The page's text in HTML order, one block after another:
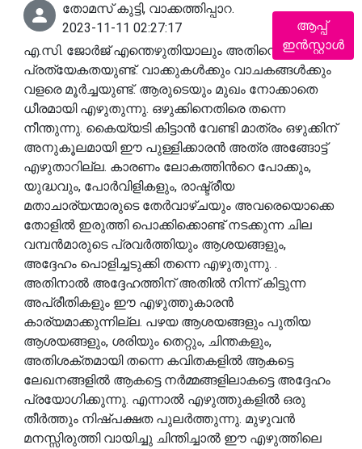
തോമസ് കുട്ടി, വാക്കത്തിപ്പാറ.
2023-11-11 02:27:17
എ.സി. ജോർജ് എന്തെഴുതിയാലും അതിനൊരു
പ്രത്യേകതയുണ്ട്. വാക്കുകൾക്കും വാചകങ്ങൾക്കും
വളരെ മൂർച്ചയുണ്ട്. ആരുടെയും മുഖം നോക്കാതെ
ധീരമായി എഴുതുന്നു. ഒഴുക്കിനെതിരെ തന്നെ
നീന്തുന്നു. കൈയ്യടി കിട്ടാൻ വേണ്ടി മാത്രം ഒഴുക്കിന്
അനുകൂലമായി ഈ പുള്ളിക്കാരൻ അത്ര അങ്ങോട്ട്
എഴുതാറില്ല. കാരണം ലോകത്തിൻറെ പോക്കും,
യുദ്ധവും, പോർവിളികളും, രാഷ്ട്രീയ
മതാചാര്യന്മാരുടെ തേർവാഴ്ചയും അവരെയൊക്കെ
തോളിൽ ഇരുത്തി പൊക്കിക്കൊണ്ട് നടക്കുന്ന ചില
വമ്പൻമാരുടെ പ്രവർത്തിയും ആശയങ്ങളും,
അദ്ദേഹം പൊളിച്ചടുക്കി തന്നെ എഴുതുന്നു. .
അതിനാൽ അദ്ദേഹത്തിന് അതിൽ നിന്ന് കിട്ടുന്ന
അപ്രീതികളും ഈ എഴുത്തുകാരൻ
കാര്യമാക്കുന്നില്ല. പഴയ ആശയങ്ങളും പുതിയ
ആശയങ്ങളും, ശരിയും തെറ്റും, ചിന്തകളും,
അതിശക്തമായി തന്നെ കവിതകളിൽ ആകട്ടെ
ലേഖനങ്ങളിൽ ആകട്ടെ നർമ്മങ്ങളിലാകട്ടെ അദ്ദേഹം
പ്രയോഗിക്കുന്നു. എന്നാൽ എഴുത്തുകളിൽ ഒരു
തീർത്തും നിഷ്പക്ഷത പുലർത്തുന്നു. മുഴുവൻ
മനസ്സിരുത്തി വായിച്ചു ചിന്തിച്ചാൽ ഈ എഴുത്തിലെ
ആപ്പ്
ഇൻസ്റ്റാൾ